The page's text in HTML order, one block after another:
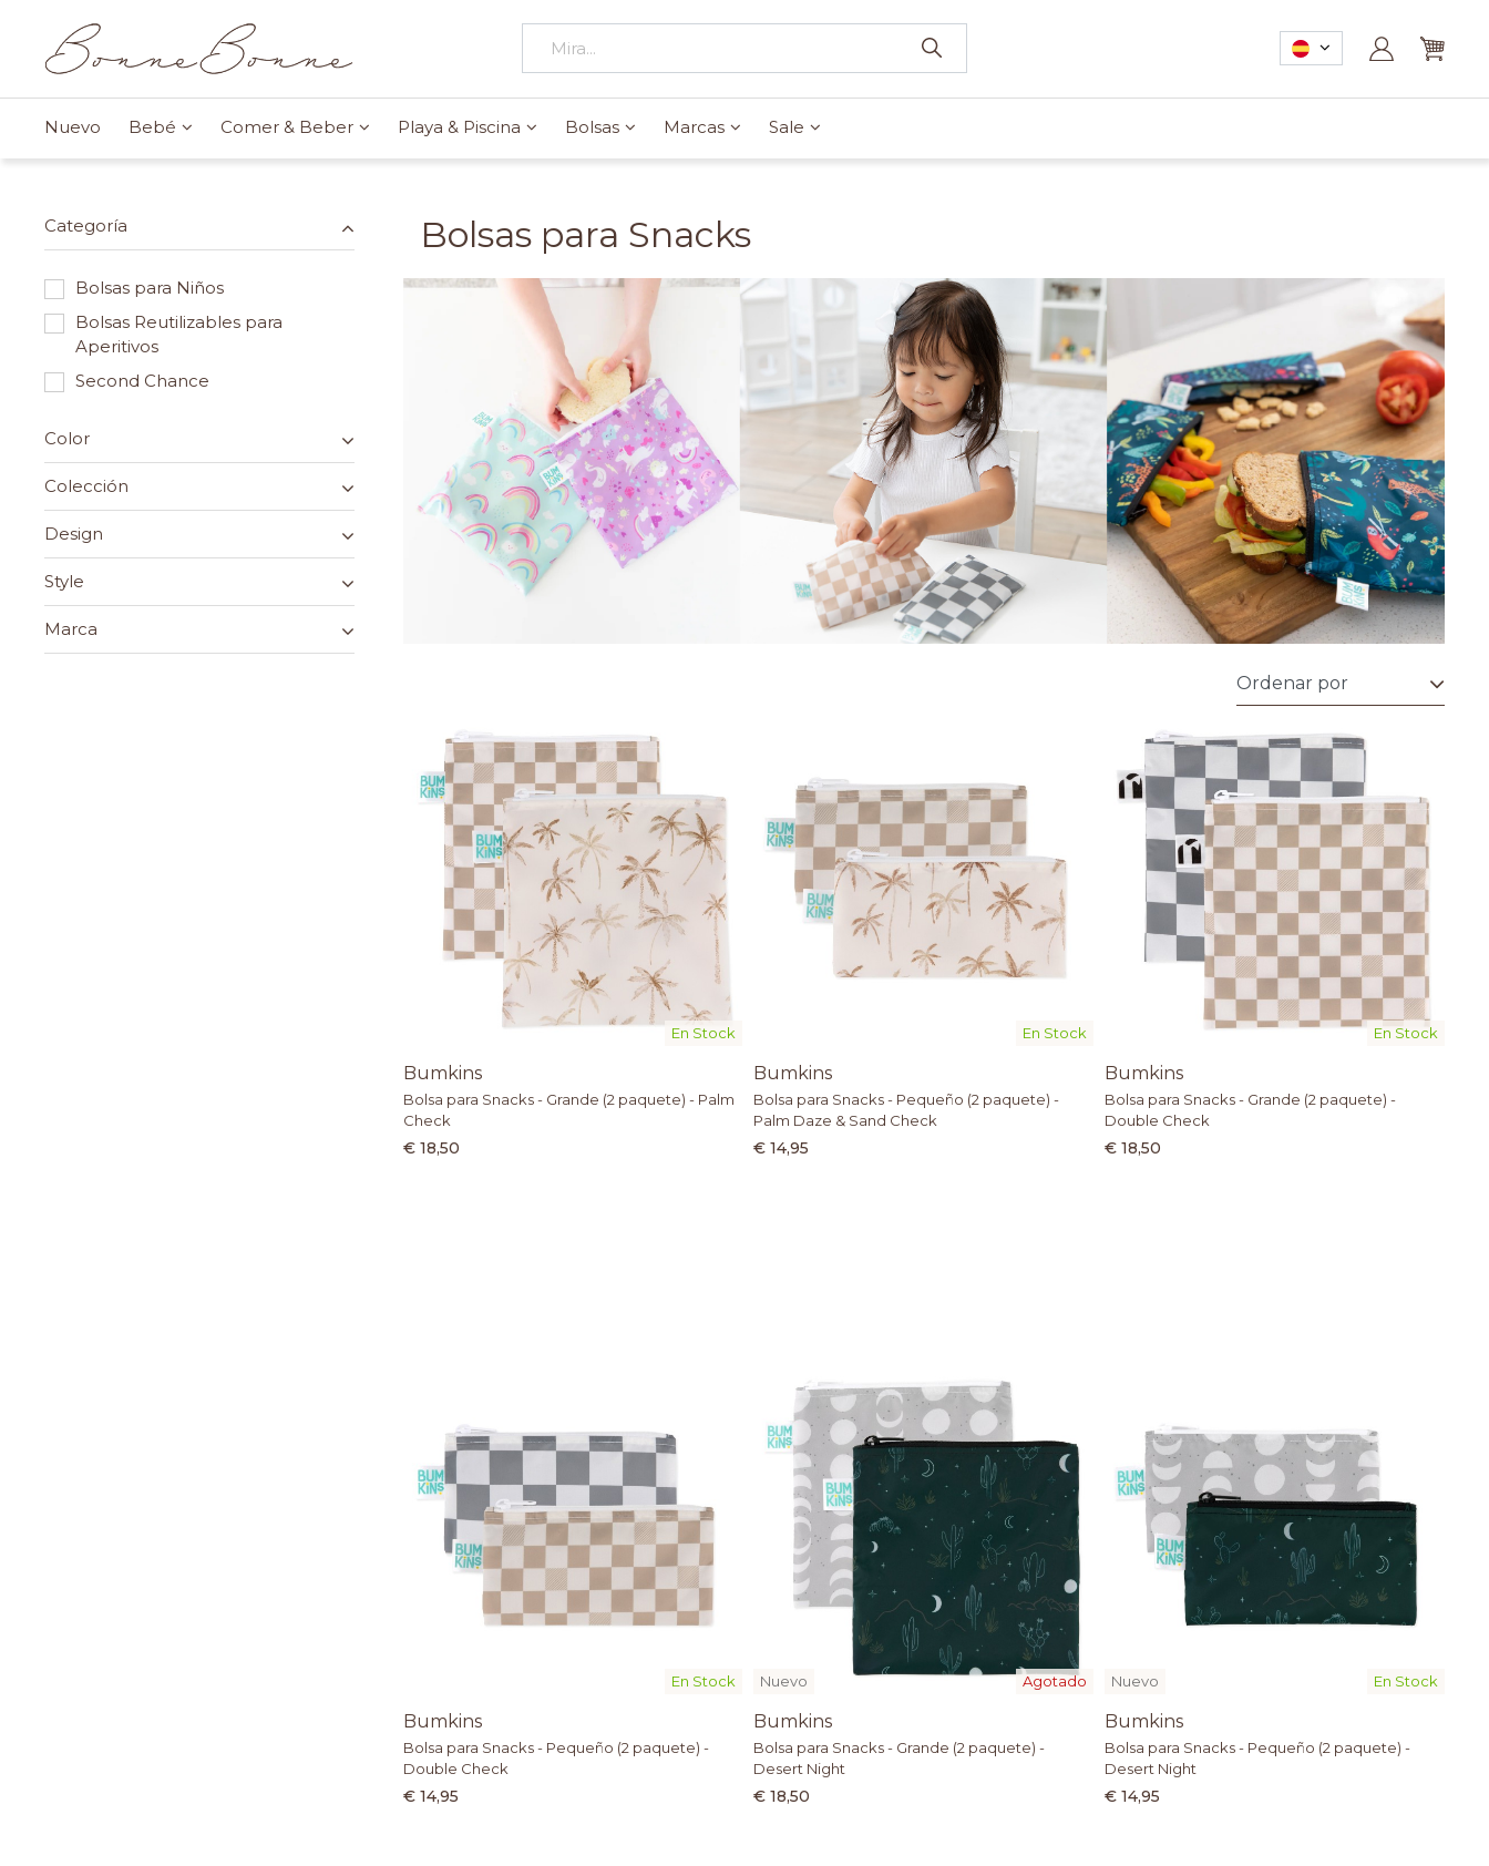
Nuevo Bebé Comer & Beber Playa & Piscina Bolsas Marcas Sale
Categoría
Bolsas para Niños
Bolsas Reutilizables para
Aperitivos
Second Chance
Color
Colección
Design
Style
Marca
Bolsas para Snacks
En Stock
Bumkins
Bolsa para Snacks - Grande (2 paquete) - Palm
Check
€ 18,50
En Stock
Bumkins
Bolsa para Snacks - Pequeño (2 paquete) -
Palm Daze & Sand Check
€ 14,95
En Stock
Bumkins
Bolsa para Snacks - Grande (2 paquete) -
Double Check
€ 18,50
En Stock
Bumkins
Bolsa para Snacks - Pequeño (2 paquete) -
Double Check
€ 14,95
Agotado
Nuevo
Bumkins
Bolsa para Snacks - Grande (2 paquete) -
Desert Night
€ 18,50
En Stock
Nuevo
Bumkins
Bolsa para Snacks - Pequeño (2 paquete) -
Desert Night
€ 14,95